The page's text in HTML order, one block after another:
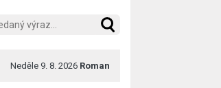
Neděle 9. 8. 2026 Roman